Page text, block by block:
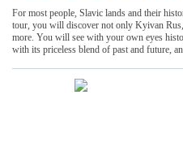
For most people, Slavic lands and their
tour, you will discover not only Kyivan
more. You will see with your own eyes
with its priceless blend of past and future,